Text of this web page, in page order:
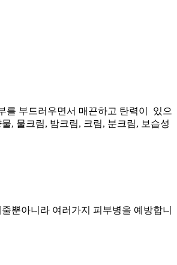
를 부드러우면서 매끈하고 탄력이 있으
, 물크림, 밤크림, 크림, 분크림, 보습성
뿐아니라 여러가지 피부병을 예방합니